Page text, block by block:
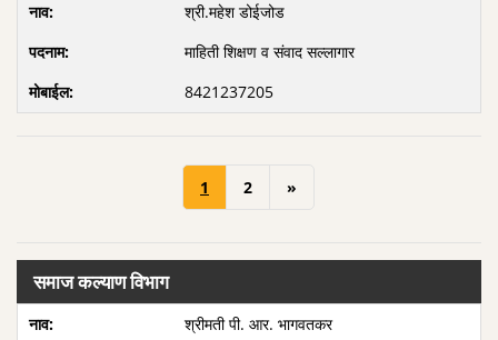
श्री.महेश डोईजोड
माहिती शिक्षण व संवाद सल्लागार
8421237205
1 2 »
समाज कल्याण विभाग
श्रीमती पी. आर. भागवतकर